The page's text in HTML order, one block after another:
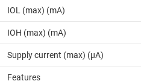
IOL (max) (mA)
IOH (max) (mA)
Supply current (max) (µA)
Features